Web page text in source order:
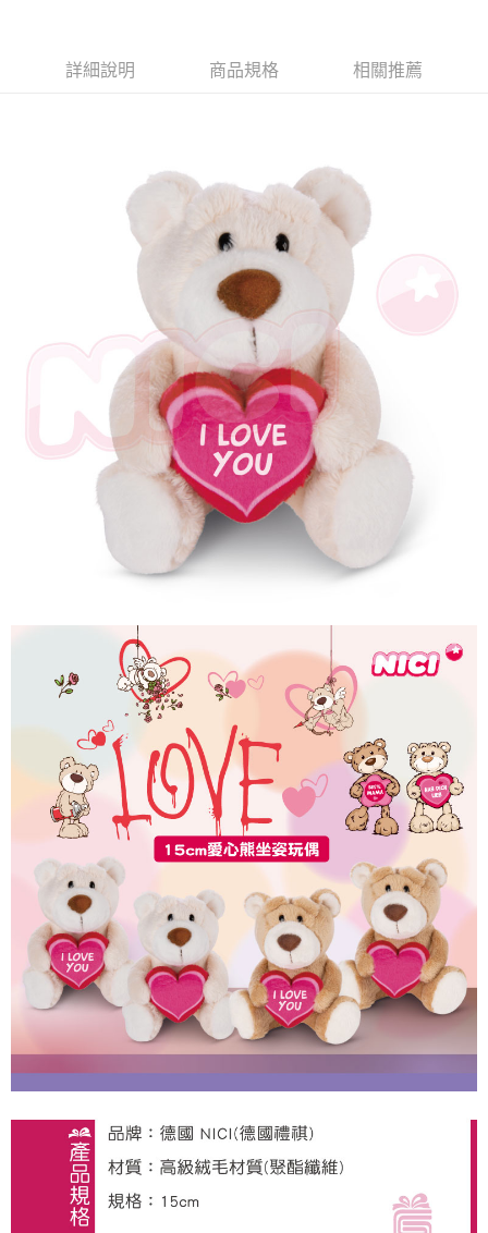
３．安心：先確認商品／服務後，再付款。
３．收到繳費通知簡訊後14天內，點擊此簡訊中的連結，可透過四大超商／
ATM／網路銀行／等多元方式進行付款，方視為交易完成。
※ 請注意：結帳手續完成當下不需立刻繳費，但若您需要取消訂單，請聯絡
購買商品的店家。未經商家同意取消之訂單仍視為有效，需透過AFTEE先享
後付繳納相關費用。
※ 交易是否成功請以「AFTEE先享後付 」之結帳頁面顯示為準，若有關於
是否繳費成功／繳費後需取消欲退款等相關疑問，請聯繫「AFTEE先享後付
https://netprotections.freshdesk.com/support/home
【注意事項】
１．透過由恩沛科技股份有限公司提供之「AFTEE先享後付」服務完成之交
易，需依本服務之必要範圍內提供個人資料，並將交易相關給付款項請求債
權轉讓予恩沛科技股份有限公司。
２．關於個人資料處理事宜，請瀏覽以下網址：
https://aftee.tw/terms/#terms3
３．未成年的使用者請事先徵得法定代理人或監護人之同意方可使用
「AFTEE先享後付」，若未經同意申辦者引起之損失，本公司不負相關責
４．使用「AFTEE先享後付」時，將依據個別帳號之用戶狀況，依本公司即
時審查核予不同之上限額度；若仍有額度不足之情形，本公司將視審查結果
請求用戶進行身份認證。
全家付款取貨
每筆NT$100，滿NT$990(含以上)免運費
查看運費
詳細說明 商品規格 相關推薦